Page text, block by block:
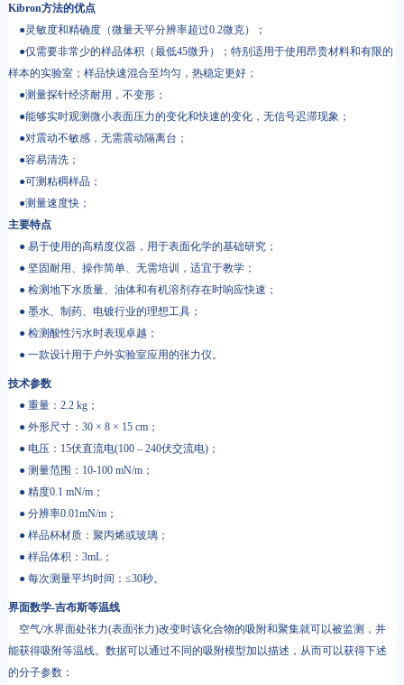
Kibron方法的优点
●灵敏度和精确度（微量天平分辨率超过0.2微克）；
●仅需要非常少的样品体积（最低45微升）；特别适用于使用昂贵材料和有限的
样本的实验室；样品快速混合至均匀，热稳定更好；
●测量探针经济耐用，不变形；
●能够实时观测微小表面压力的变化和快速的变化，无信号迟滞现象；
●对震动不敏感，无需震动隔离台；
●容易清洗；
●可测粘稠样品；
●测量速度快；
主要特点
● 易于使用的高精度仪器，用于表面化学的基础研究；
● 坚固耐用、操作简单、无需培训，适宜于教学；
● 检测地下水质量、油体和有机溶剂存在时响应快速；
● 墨水、制药、电镀行业的理想工具；
● 检测酸性污水时表现卓越；
● 一款设计用于户外实验室应用的张力仪。
技术参数
● 重量：2.2 kg；
● 外形尺寸：30 × 8 × 15 cm；
● 电压：15伏直流电(100 – 240伏交流电)；
● 测量范围：10-100 mN/m；
● 精度0.1 mN/m；
● 分辨率0.01mN/m；
● 样品杯材质：聚丙烯或玻璃；
● 样品体积：3mL；
● 每次测量平均时间：≤30秒。
界面数学-吉布斯等温线
空气/水界面处张力(表面张力)改变时该化合物的吸附和聚集就可以被监测，并
能获得吸附等温线。数据可以通过不同的吸附模型加以描述，从而可以获得下述
的分子参数：